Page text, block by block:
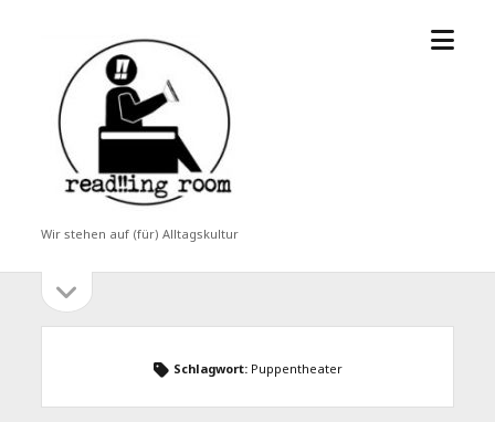
read!!ing
room
Wir stehen auf (für) Alltagskultur
Menü
Seitenleiste
öffnen
Schlagwort: Puppentheater